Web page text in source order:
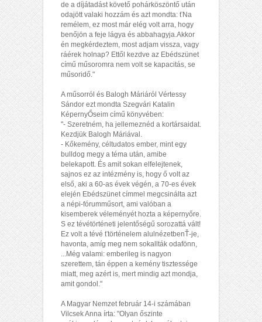
de a díjátadást követő pohárköszöntő után
odajött valaki hozzám és azt mondta: ťNa
remélem, ez most már elég volt arra, hogy
benőjön a feje lágya és abbahagyja.Akkor
én megkérdeztem, most adjam vissza, vagy
ráérek holnap? Ettől kezdve az Ebédszünet
című műsoromra nem volt se kapacitás, se
műsoridő."
A műsorról és Balogh Máriáról Vértessy
Sándor ezt mondta Szegvári Katalin
KépernyŐseim című könyvében:
"- Szeretném, ha jellemeznéd a kortársaidat.
Kezdjük Balogh Máriával.
- Kőkemény, céltudatos ember, mint egy
bulldog megy a téma után, amibe
belekapott. És amit sokan elfelejtenek,
sajnos ez az intézmény is, hogy ő volt az
első, aki a 60-as évek végén, a 70-es évek
elején Ebédszünet címmel megcsinálta azt
a népi-fórumműsort, ami valóban a
kisemberek véleményét hozta a képernyőre.
S ez tévétörténeti jelentőségű sorozattá vált!
Ez volt a tévé ťtörténelem alulnézetbenŤ-je,
havonta, amíg meg nem sokallták odafönn,
...Még valami: emberileg is nagyon
szerettem, tán éppen a kemény tisztessége
miatt, meg azért is, mert mindig azt mondja,
amit gondol."
A Magyar Nemzet február 14-i számában
Vilcsek Anna írta: "Olyan őszinte